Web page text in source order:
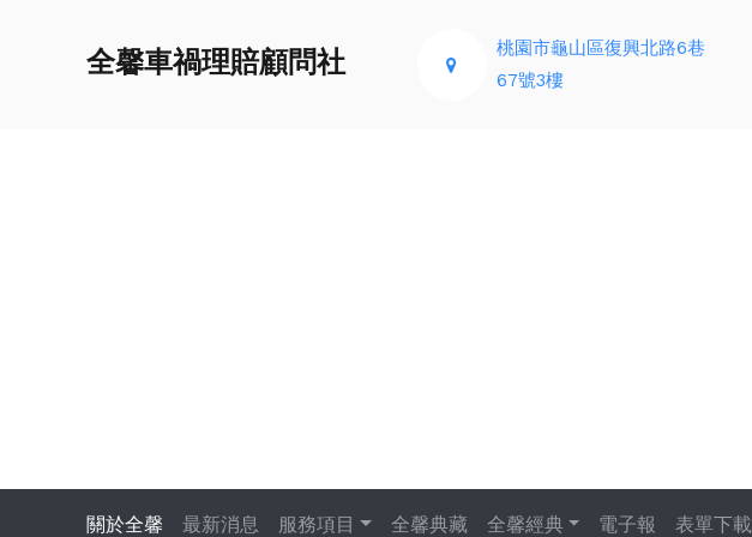
全馨車禍理賠顧問社
桃園市龜山區復興北路6巷
67號3樓
關於全馨 最新消息 服務項目 全馨典藏 全馨經典 電子報 表單下載